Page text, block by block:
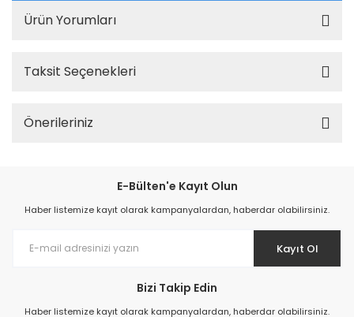
Ürün Yorumları
Taksit Seçenekleri
Önerileriniz
E-Bülten'e Kayıt Olun
Haber listemize kayıt olarak kampanyalardan, haberdar olabilirsiniz.
Kayıt Ol
Bizi Takip Edin
Haber listemize kayıt olarak kampanyalardan, haberdar olabilirsiniz.